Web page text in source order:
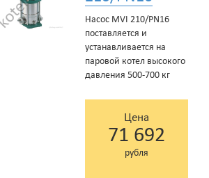
Насос MVI 210/PN16
поставляется и
устанавливается на
паровой котел высокого
давления 500-700 кг
Цена
71 692
рубля